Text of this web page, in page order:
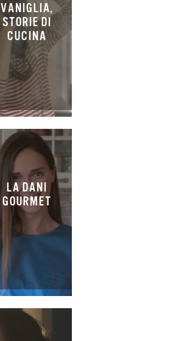
VANIGLIA,
STORIE DI
CUCINA
LA DANI
GOURMET